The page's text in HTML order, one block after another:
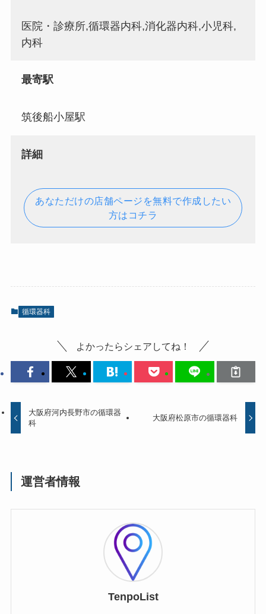
医院・診療所,循環器内科,消化器内科,小児科,
内科
最寄駅
筑後船小屋駅
詳細
あなただけの店舗ページを無料で作成したい
方はコチラ
循環器科
よかったらシェアしてね！
大阪府河内長野市の循環器
科
大阪府松原市の循環器科
運営者情報
TenpoList